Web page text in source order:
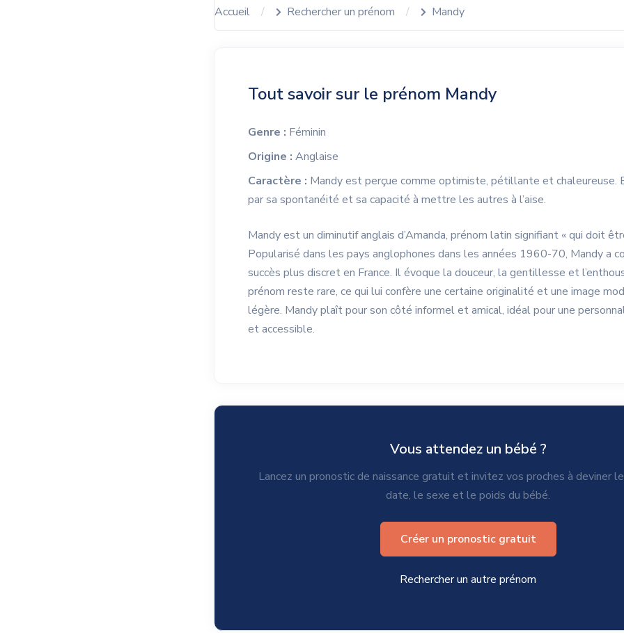
Accueil Rechercher un prénom Mandy
Tout savoir sur le prénom Mandy
Genre : Féminin
Origine : Anglaise
Caractère : Mandy est perçue comme optimiste, pétillante et chaleureuse.
par sa spontanéité et sa capacité à mettre les autres à l’aise.
Mandy est un diminutif anglais d’Amanda, prénom latin signifiant « qui doit
Popularisé dans les pays anglophones dans les années 1960-70, Mandy a
succès plus discret en France. Il évoque la douceur, la gentillesse et
prénom reste rare, ce qui lui confère une certaine originalité et une image
légère. Mandy plaît pour son côté informel et amical, idéal pour une
et accessible.
Vous attendez un bébé ?
Lancez un pronostic de naissance gratuit et invitez vos proches à deviner
date, le sexe et le poids du bébé.
Créer un pronostic gratuit
Rechercher un autre prénom